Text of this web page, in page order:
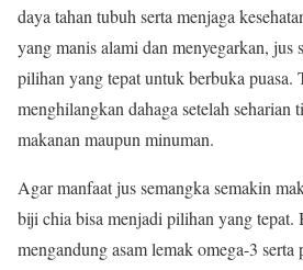
daya tahan tubuh serta menjaga
yang manis alami dan menyegarkan, jus
pilihan yang tepat untuk berbuka puasa.
menghilangkan dahaga setelah seharian
makanan maupun minuman.
Agar manfaat jus semangka semakin
biji chia bisa menjadi pilihan yang tepat.
mengandung asam lemak omega-3